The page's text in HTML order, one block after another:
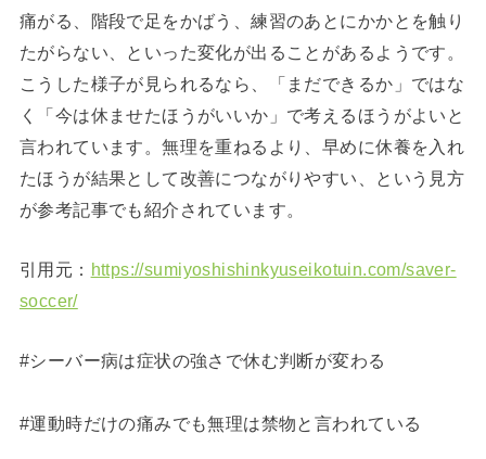
痛がる、階段で足をかばう、練習のあとにかかとを触り
たがらない、といった変化が出ることがあるようです。
こうした様子が見られるなら、「まだできるか」ではな
く「今は休ませたほうがいいか」で考えるほうがよいと
言われています。無理を重ねるより、早めに休養を入れ
たほうが結果として改善につながりやすい、という見方
が参考記事でも紹介されています。
引用元： https://sumiyoshishinkyuseikotuin.com/saver-
soccer/
#シーバー病は症状の強さで休む判断が変わる
#運動時だけの痛みでも無理は禁物と言われている